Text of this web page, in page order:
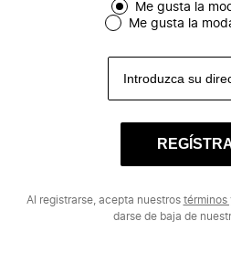
Me gusta la
Me gusta la
Al registrarse, acepta nuestros términos
darse de baja de